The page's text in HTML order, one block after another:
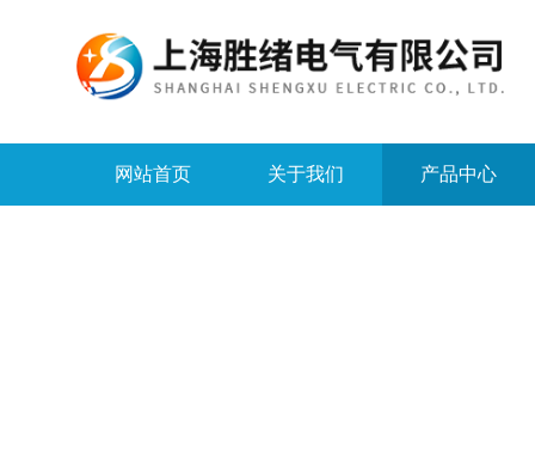
网站首页 关于我们 产品中心